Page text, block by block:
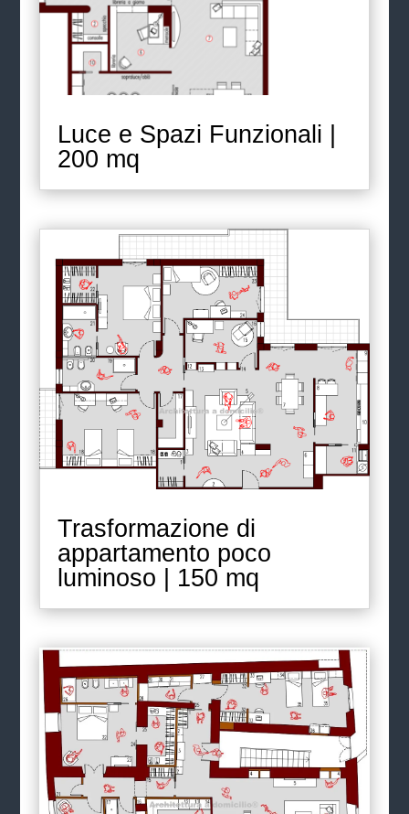
Luce e Spazi Funzionali |
200 mq
Trasformazione di
appartamento poco
luminoso | 150 mq